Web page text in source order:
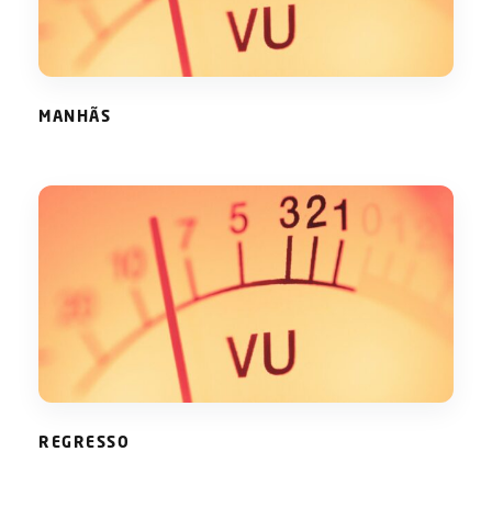
MANHÃS
MANHÃS
REGRESSO
REGRESSO